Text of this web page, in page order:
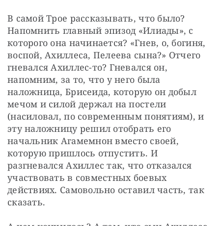
В самой Трое рассказывать, что было?
Напомнить главный эпизод «Илиады», с
которого она начинается? «Гнев, о, богиня,
воспой, Ахиллеса, Пелеева сына?» Отчего
гневался Ахиллес-то? Гневался он,
напомним, за то, что у него была
наложница, Брисеида, которую он добыл
мечом и силой держал на постели
(насиловал, по современным понятиям), и
эту наложницу решил отобрать его
начальник Агамемнон вместо своей,
которую пришлось отпустить. И
разгневался Ахиллес так, что отказался
участвовать в совместных боевых
действиях. Самовольно оставил часть, так
сказать.